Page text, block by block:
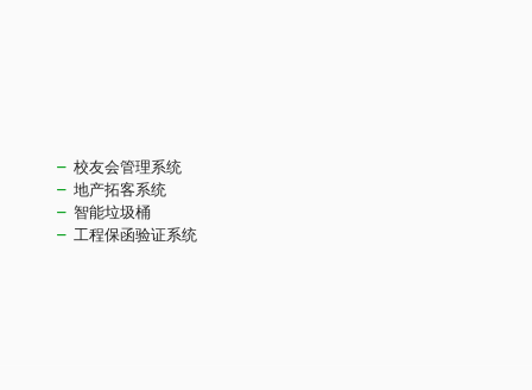
校友会管理系统
地产拓客系统
智能垃圾桶
工程保函验证系统